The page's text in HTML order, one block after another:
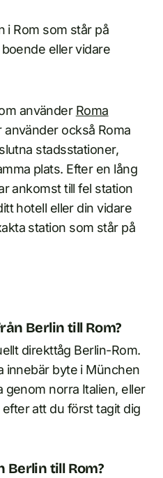
i Rom som står på
eller vidare
använder Roma
använder också Roma
stadsstationer,
plats. Efter en lång
ankomst till fel station
hotell eller din vidare
station som står på
Berlin till Rom?
direkttåg Berlin-Rom.
innebär byte i München
norra Italien, eller
att du först tagit dig
Berlin till Rom?